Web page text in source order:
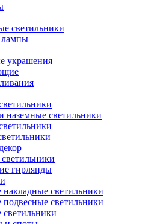
светильники
лампы
украшения
наземные светильники
гирлянды
светильники
светильники